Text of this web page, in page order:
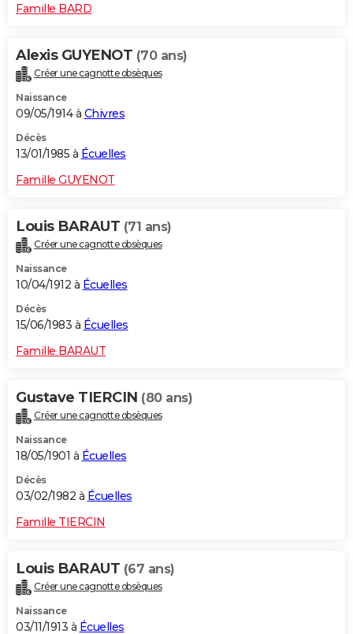
Famille BARD
Alexis GUYENOT (70 ans)
Créer une cagnotte obsèques
Naissance
09/05/1914 à Chivres
Décès
13/01/1985 à Écuelles
Famille GUYENOT
Louis BARAUT (71 ans)
Créer une cagnotte obsèques
Naissance
10/04/1912 à Écuelles
Décès
15/06/1983 à Écuelles
Famille BARAUT
Gustave TIERCIN (80 ans)
Créer une cagnotte obsèques
Naissance
18/05/1901 à Écuelles
Décès
03/02/1982 à Écuelles
Famille TIERCIN
Louis BARAUT (67 ans)
Créer une cagnotte obsèques
Naissance
03/11/1913 à Écuelles